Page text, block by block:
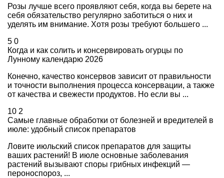
Розы лучше всего проявляют себя, когда вы берете на
себя обязательство регулярно заботиться о них и
уделять им внимание. Хотя розы требуют большего ...
5 0
Когда и как солить и консервировать огурцы по
Лунному календарю 2026
Конечно, качество консервов зависит от правильности
и точности выполнения процесса консервации, а также
от качества и свежести продуктов. Но если вы ...
10 2
Самые главные обработки от болезней и вредителей в
июле: удобный список препаратов
Ловите июльский список препаратов для защиты
ваших растений! В июле основные заболевания
растений вызывают споры грибных инфекций —
пероноспороз, ...